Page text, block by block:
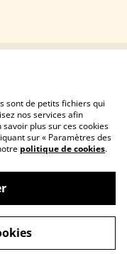
by
sont de petits fichiers qui
nos services afin
plus sur ces cookies
sur « Paramètres des
politique de cookies.